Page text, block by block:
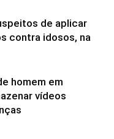
de aplicar
contra idosos, na
homem em
vídeos